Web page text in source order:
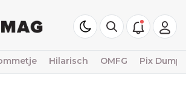
Hilarisch OMFG Pix Dump